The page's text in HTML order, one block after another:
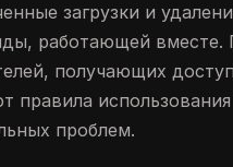
загрузки и
работающей вместе.
получающих
правила
проблем.